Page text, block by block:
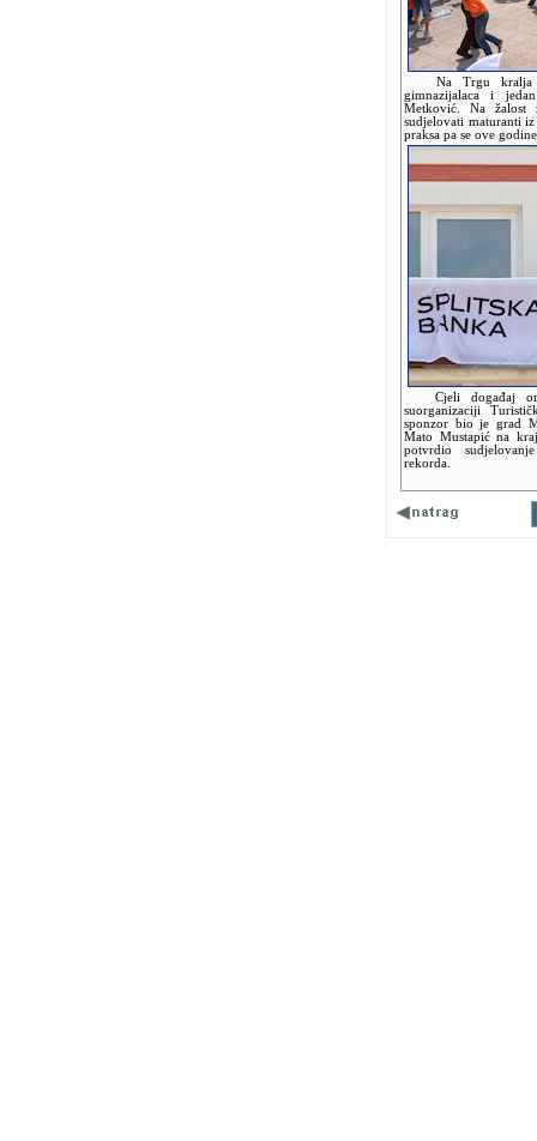
Na Trgu kralja
gimnazijalaca i
Metković. Na
sudjelovati maturanti
praksa pa se ove
Cjeli događaj
suorganizaciji
sponzor bio je grad
Mato Mustapić na
potvrdio
rekorda.